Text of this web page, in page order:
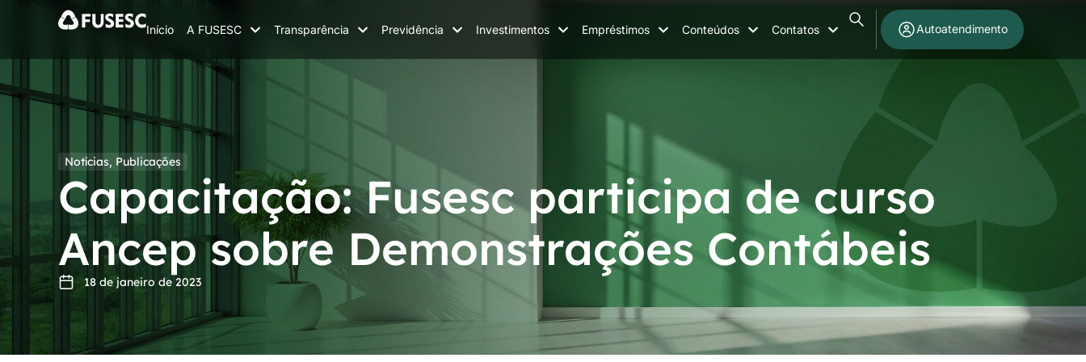
Início A FUSESC Transparência Previdência Investimentos Empréstimos Conteúdos Contatos Autoatendimento
Notícias, Publicações
Capacitação: Fusesc participa de curso
Ancep sobre Demonstrações Contábeis
18 de janeiro de 2023